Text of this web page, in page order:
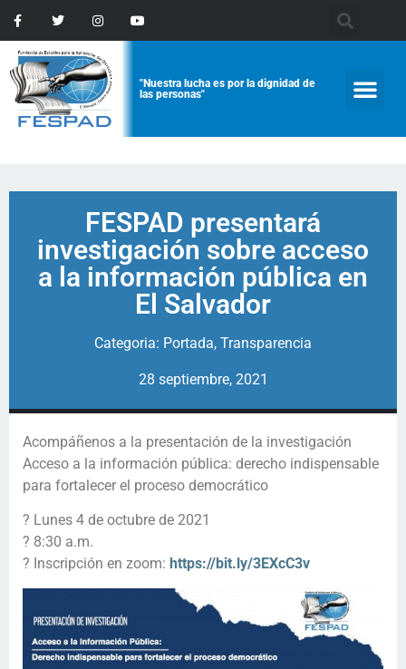
"Nuestra lucha es por la dignidad de
las personas"
FESPAD presentará
investigación sobre acceso
a la información pública en
El Salvador
Categoria: Portada, Transparencia
28 septiembre, 2021
Acompáñenos a la presentación de la investigación
Acceso a la información pública: derecho indispensable
para fortalecer el proceso democrático
? Lunes 4 de octubre de 2021
? 8:30 a.m.
? Inscripción en zoom: https://bit.ly/3EXcC3v